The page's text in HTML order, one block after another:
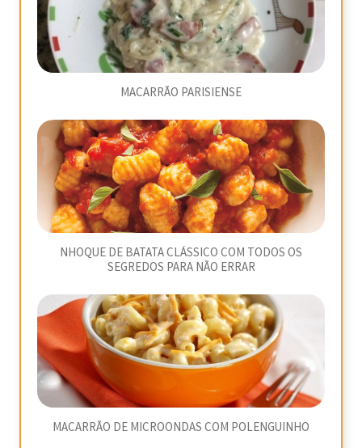
MACARRÃO PARISIENSE
NHOQUE DE BATATA CLÁSSICO COM TODOS OS
SEGREDOS PARA NÃO ERRAR
MACARRÃO DE MICROONDAS COM POLENGUINHO